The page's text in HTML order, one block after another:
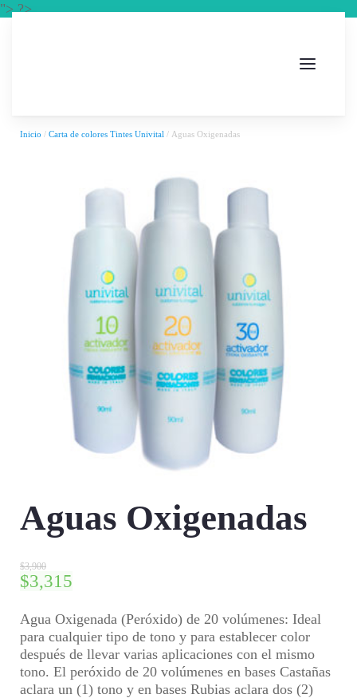
"> ?>
Inicio / Carta de colores Tintes Univital / Aguas Oxigenadas
Aguas Oxigenadas
$3,900
$3,315
Agua Oxigenada (Peróxido) de 20 volúmenes: Ideal
para cualquier tipo de tono y para establecer color
después de llevar varias aplicaciones con el mismo
tono. El peróxido de 20 volúmenes en bases Castañas
aclara un (1) tono y en bases Rubias aclara dos (2)